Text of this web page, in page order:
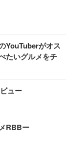
YouTuberがオス
たいグルメをチ
ュー
RBBー